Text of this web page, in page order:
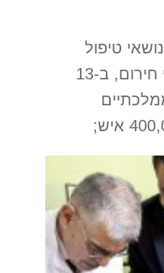
טיפול
הורים בתינוקות וטיפולי חירום, ב-13